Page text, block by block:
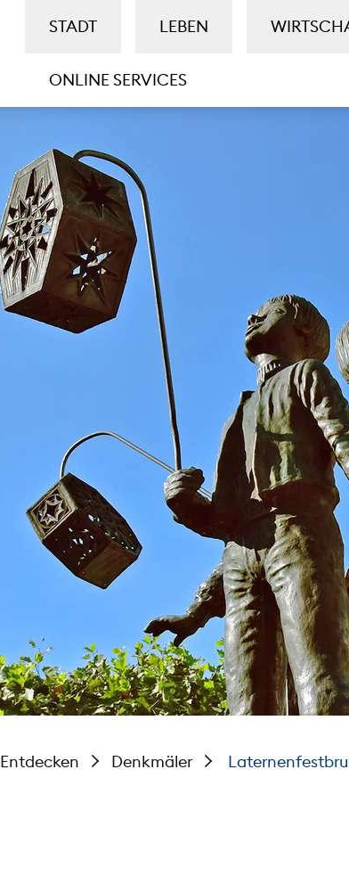
STADT LEBEN
ONLINE SERVICES
Entdecken Denkmäler